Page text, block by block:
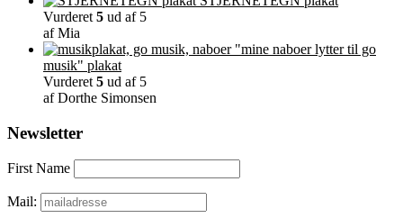
Vurderet 5 ud af 5
af Mia
"mine naboer lytter til go
musik" plakat
Vurderet 5 ud af 5
af Dorthe Simonsen
Newsletter
First Name
Mail: